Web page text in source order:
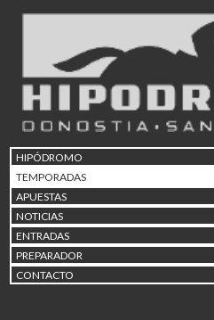
HIPÓDROMO
TEMPORADAS
APUESTAS
NOTICIAS
ENTRADAS
PREPARADOR
CONTACTO